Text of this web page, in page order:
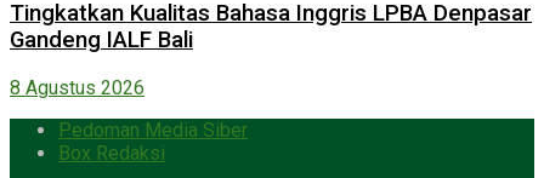
Tingkatkan Kualitas Bahasa Inggris LPBA Denpasar
Gandeng IALF Bali
8 Agustus 2026
Pedoman Media Siber
Box Redaksi